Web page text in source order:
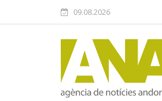
09.08.2026